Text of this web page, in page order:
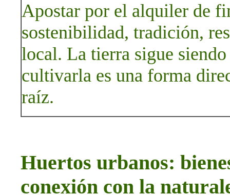
Apostar por el alquiler de
sostenibilidad, tradición,
local. La tierra sigue
cultivarla es una forma
raíz.
Huertos urbanos:
conexión con la